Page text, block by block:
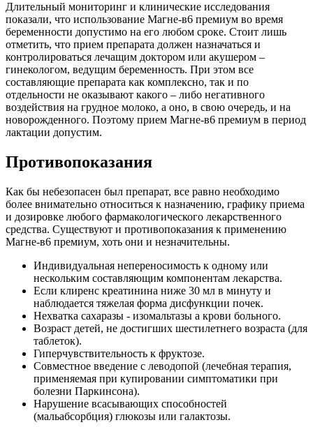
Длительный мониторинг и клинические исследования
показали, что использование Магне-в6 премиум во время
беременности допустимо на его любом сроке. Стоит лишь
отметить, что прием препарата должен назначаться и
контролироваться лечащим доктором или акушером –
гинекологом, ведущим беременность. При этом все
составляющие препарата как комплексно, так и по
отдельности не оказывают какого – либо негативного
воздействия на грудное молоко, а оно, в свою очередь, и на
новорожденного. Поэтому прием Магне-в6 премиум в период
лактации допустим.
Противопоказания
Как бы небезопасен был препарат, все равно необходимо
более внимательно относиться к назначению, графику приема
и дозировке любого фармакологического лекарственного
средства. Существуют и противопоказания к применению
Магне-в6 премиум, хоть они и незначительны.
Индивидуальная непереносимость к одному или
нескольким составляющим компонентам лекарства.
Если клиренс креатинина ниже 30 мл в минуту и
наблюдается тяжелая форма дисфункции почек.
Нехватка сахаразы - изомальтазы а крови больного.
Возраст детей, не достигших шестилетнего возраста (для
таблеток).
Гиперчувствительность к фруктозе.
Совместное введение с леводопой (лечебная терапия,
применяемая при купировании симптоматики при
болезни Паркинсона).
Нарушение всасывающих способностей
(мальабсорбция) глюкозы или галактозы.